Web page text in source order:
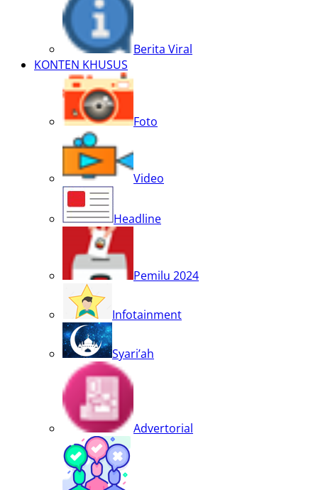
Berita Viral
KONTEN KHUSUS
Foto
Video
Headline
Pemilu 2024
Infotainment
Syari’ah
Advertorial